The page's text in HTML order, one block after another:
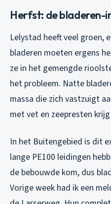
Herfst: de bladeren-
Lelystad heeft veel groen,
bladeren moeten ergens
ze in het gemengde
het probleem. Natte
massa die zich vastzuigt
met vet en zeepresten
In het Buitengebied is dit
lange PE100 leidingen
de bebouwde kom, dus
Vorige week had ik een